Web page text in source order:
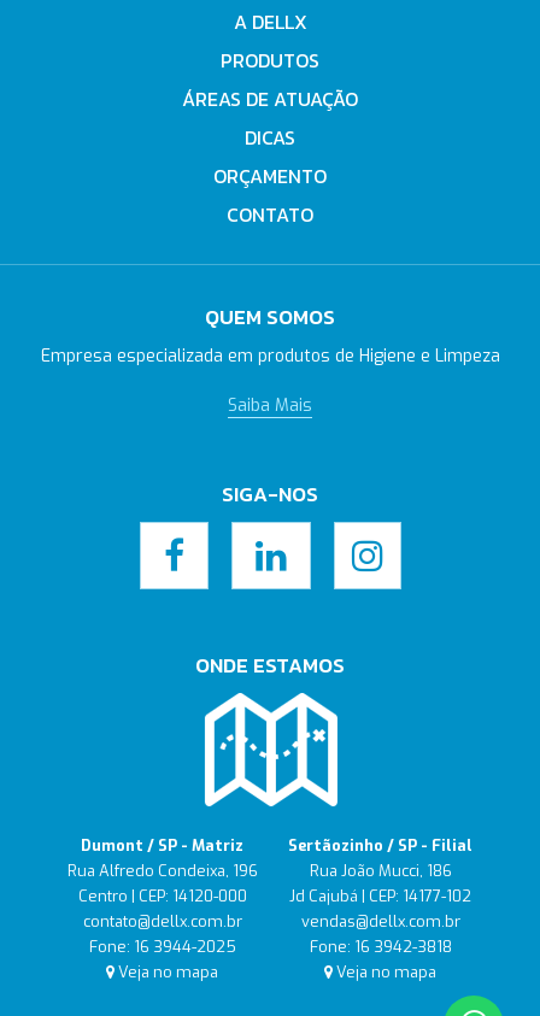
A DELLX
PRODUTOS
ÁREAS DE ATUAÇÃO
DICAS
ORÇAMENTO
CONTATO
QUEM SOMOS
Empresa especializada em produtos de Higiene e Limpeza
Saiba Mais
SIGA-NOS
ONDE ESTAMOS
Dumont / SP - Matriz
Rua Alfredo Condeixa, 196
Centro | CEP: 14120-000
contato@dellx.com.br
Fone: 16 3944-2025
Veja no mapa
Sertãozinho / SP - Filial
Rua João Mucci, 186
Jd Cajubá | CEP: 14177-102
vendas@dellx.com.br
Fone: 16 3942-3818
Veja no mapa